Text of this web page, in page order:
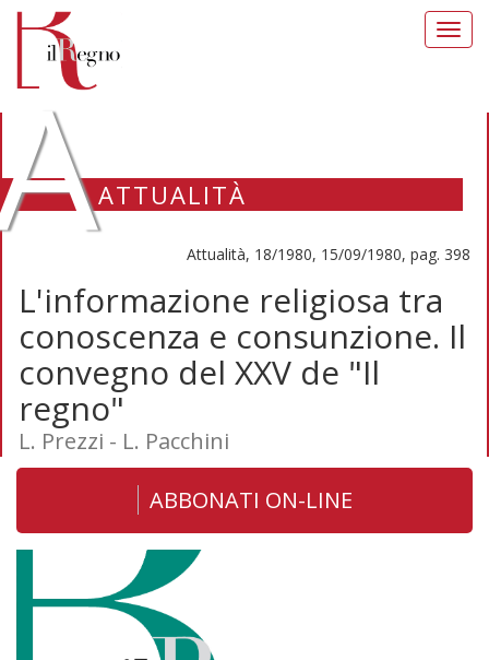
ATTUALITÀ
Attualità, 18/1980, 15/09/1980, pag. 398
L'informazione religiosa tra
conoscenza e consunzione. Il
convegno del XXV de "Il
regno"
L. Prezzi - L. Pacchini
ABBONATI ON-LINE